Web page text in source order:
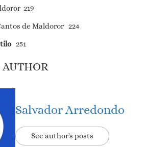
219
de Maldoror 224
251
Salvador Arredondo
See author's posts